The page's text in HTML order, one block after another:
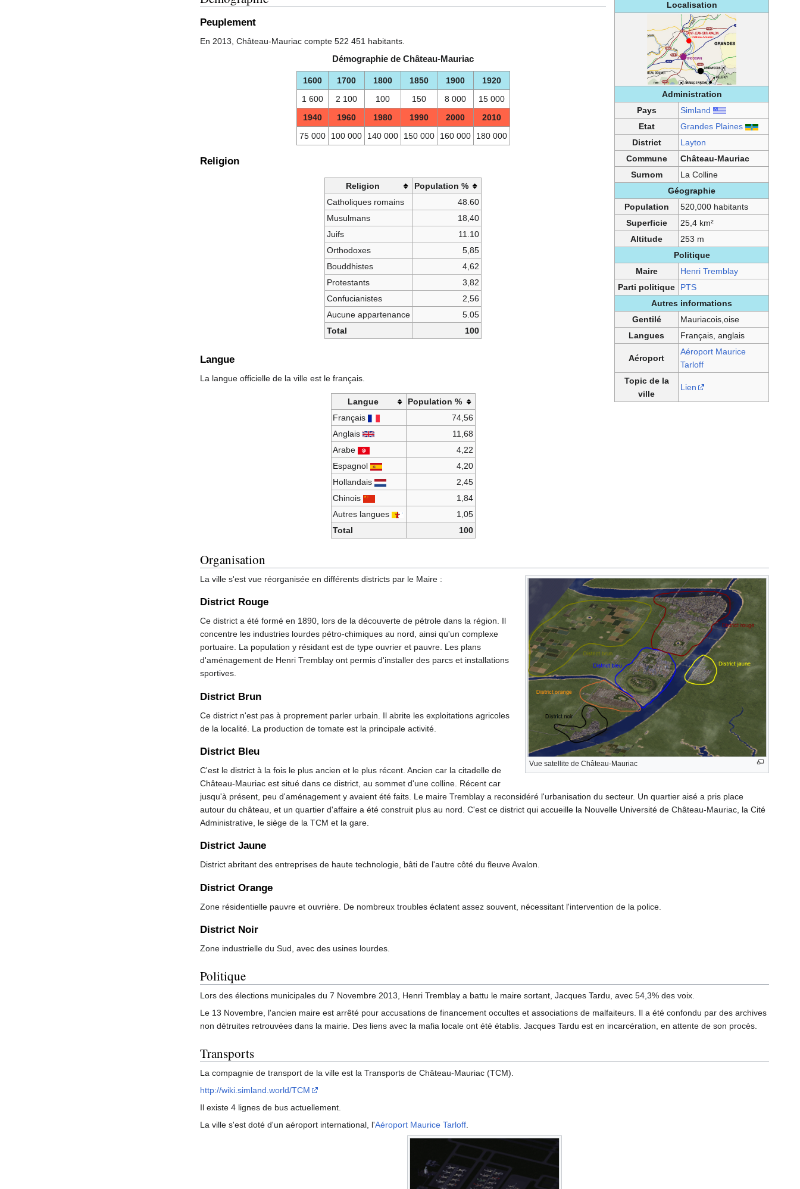
Localisation
Administration
Pays
Simland
Etat
Grandes Plaines
District
Layton
Commune
Château-Mauriac
Surnom
La Colline
Géographie
Population
520,000 habitants
Superficie
25,4 km²
Altitude
253 m
Politique
Maire
Henri Tremblay
Parti politique
PTS
Autres informations
Gentilé
Mauriacois,oise
Langues
Français, anglais
Aéroport
Aéroport Maurice
Tarloff
Topic de la
ville
Lien
Peuplement
En 2013, Château-Mauriac compte 522 451 habitants.
Démographie de Château-Mauriac
1600 1700 1800 1850 1900
1920
1 600
2 100 100 150 8 000
15 000
1940
1960 1980 1990 2000
2010
75 000
100 000 140 000 150 000 160 000 180 000
Religion
Religion
Population %
Catholiques romains
48.60
Musulmans
18,40
Juifs
11.10
Orthodoxes
5,85
Bouddhistes
4,62
Protestants
3,82
Confucianistes
2,56
Aucune appartenance
5.05
Total
100
Langue
La langue officielle de la ville est le français.
Langue
Population %
Français
74,56
Anglais
11,68
Arabe
4,22
Espagnol
4,20
Hollandais
2,45
Chinois
1,84
Autres langues
1,05
Total
100
Organisation
Vue satellite de Château-Mauriac
La ville s'est vue réorganisée en différents districts par le Maire :
District Rouge
Ce district a été formé en 1890, lors de la découverte de pétrole dans la région. Il
concentre les industries lourdes pétro-chimiques au nord, ainsi qu'un complexe
portuaire. La population y résidant est de type ouvrier et pauvre. Les plans
d'aménagement de Henri Tremblay ont permis d'installer des parcs et installations
sportives.
District Brun
Ce district n'est pas à proprement parler urbain. Il abrite les exploitations agricoles
de la localité. La production de tomate est la principale activité.
District Bleu
C'est le district à la fois le plus ancien et le plus récent. Ancien car la citadelle de
Château-Mauriac est situé dans ce district, au sommet d'une colline. Récent car
jusqu'à présent, peu d'aménagement y avaient été faits. Le maire Tremblay a reconsidéré l'urbanisation du secteur. Un quartier aisé a pris place
autour du château, et un quartier d'affaire a été construit plus au nord. C'est ce district qui accueille la Nouvelle Université de Château-Mauriac, la Cité
Administrative, le siège de la TCM et la gare.
District Jaune
District abritant des entreprises de haute technologie, bâti de l'autre côté du fleuve Avalon.
District Orange
Zone résidentielle pauvre et ouvrière. De nombreux troubles éclatent assez souvent, nécessitant l'intervention de la police.
District Noir
Zone industrielle du Sud, avec des usines lourdes.
Politique
Lors des élections municipales du 7 Novembre 2013, Henri Tremblay a battu le maire sortant, Jacques Tardu, avec 54,3% des voix.
Le 13 Novembre, l'ancien maire est arrêté pour accusations de financement occultes et associations de malfaiteurs. Il a été confondu par des archives
non détruites retrouvées dans la mairie. Des liens avec la mafia locale ont été établis. Jacques Tardu est en incarcération, en attente de son procès.
Transports
La compagnie de transport de la ville est la Transports de Château-Mauriac (TCM).
http://wiki.simland.world/TCM
Il existe 4 lignes de bus actuellement.
La ville s'est doté d'un aéroport international, l'Aéroport Maurice Tarloff.